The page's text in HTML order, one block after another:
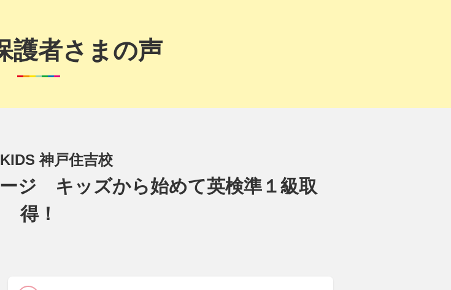
護者さまの声
神戸住吉校
ジ キッズから始めて英検準１級取
得！